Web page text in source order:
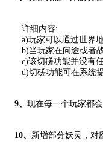
详细内容:
a)玩家可以通过世界地
b)当玩家在问途或者战
c)该切磋功能并没有任
d)切磋功能可在系统提
9、 现在每一个玩家都
10、 新增部分妖灵，对